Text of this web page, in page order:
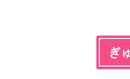
ぎ